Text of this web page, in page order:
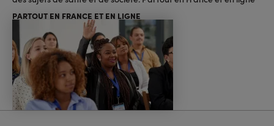
PARTOUT EN FRANCE ET EN LIGNE